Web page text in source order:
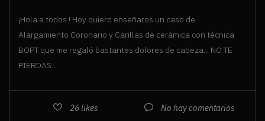
¡Hola a todos ! Hoy quiero enseñaros un caso de
Alargamiento Coronario y Carillas de cerámica con técnica
BOPT que me regaló bastantes dolores de cabeza... NO TE
PIERDAS...
26likes No hay comentarios